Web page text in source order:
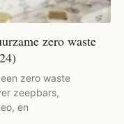
zero waste
zero waste
zeepbars,
en